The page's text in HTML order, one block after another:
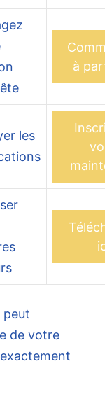
à
les
peut
de votre